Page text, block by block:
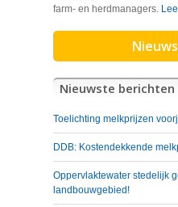
farm- en herdmanagers.
Nieuwste berichten
Toelichting melkprijzen
DDB: Kostendekkende
Oppervlaktewater stedelijk
landbouwgebied!